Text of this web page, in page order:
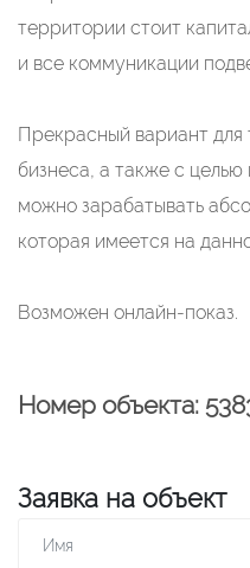
территории стоит
и все коммуникации
Прекрасный вариант для
бизнеса, а также с целью
можно зарабатывать
которая имеется на
Возможен онлайн-показ.
Номер объекта:
Заявка на объект